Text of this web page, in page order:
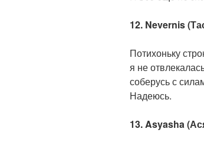
12. Nevernis
Потихоньку
я не
соберусь с
Надеюсь.
13. Asyasha